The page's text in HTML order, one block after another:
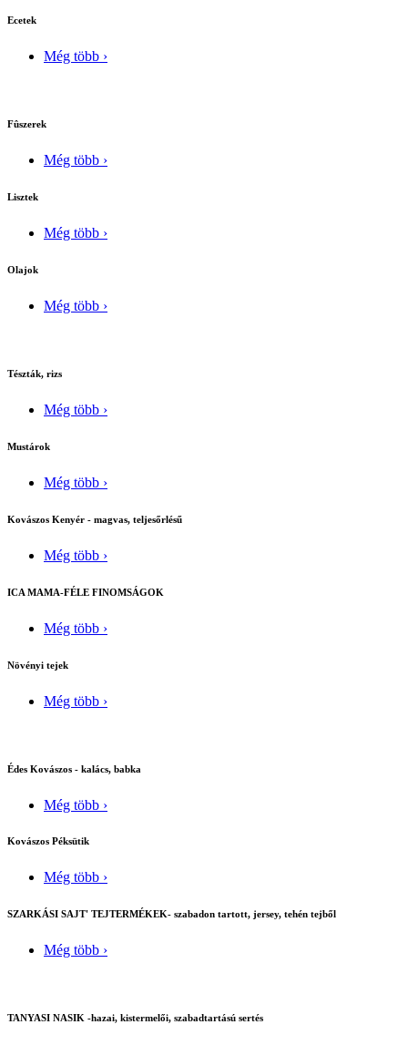
Ecetek
Még több ›
Fûszerek
Még több ›
Lisztek
Még több ›
Olajok
Még több ›
Tészták, rizs
Még több ›
Mustárok
Még több ›
Kovászos Kenyér - magvas, teljesőrlésű
Még több ›
ICA MAMA-FÉLE FINOMSÁGOK
Még több ›
Növényi tejek
Még több ›
Édes Kovászos - kalács, babka
Még több ›
Kovászos Péksütik
Még több ›
SZARKÁSI SAJT' TEJTERMÉKEK- szabadon tartott, jersey, tehén tejből
Még több ›
TANYASI NASIK -hazai, kistermelői, szabadtartású sertés